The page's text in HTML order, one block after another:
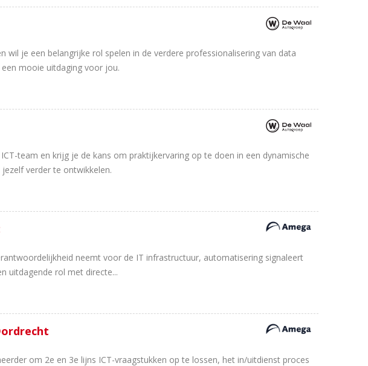
wil je een belangrijke rol spelen in de verdere professionalisering van data
mooie uitdaging voor jou.
team en krijg je de kans om praktijkervaring op te doen in een dynamische
verder te ontwikkelen.
neemt voor de IT infrastructuur, automatisering signaleert
uitdagende rol met directe...
om 2e en 3e lijns ICT-vraagstukken op te lossen, het in/uitdienst proces